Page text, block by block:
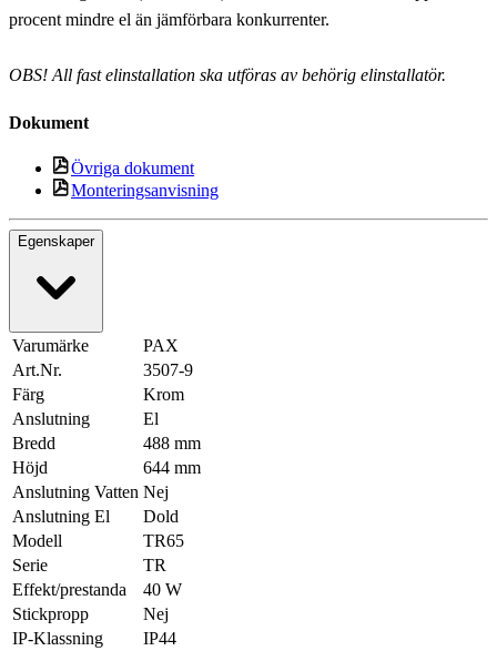
procent mindre el än jämförbara konkurrenter.
OBS! All fast elinstallation ska utföras av behörig elinstallatör.
Dokument
Övriga dokument
Monteringsanvisning
Egenskaper
Varumärke
PAX
Art.Nr.
3507-9
Färg
Krom
Anslutning
El
Bredd
488 mm
Höjd
644 mm
Anslutning Vatten Nej
Anslutning El
Dold
Modell
TR65
Serie
TR
Effekt/prestanda
40 W
Stickpropp
Nej
IP-Klassning
IP44